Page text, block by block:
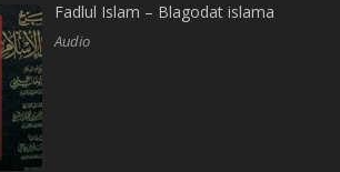
Fadlul Islam – Blagodat islama
Audio